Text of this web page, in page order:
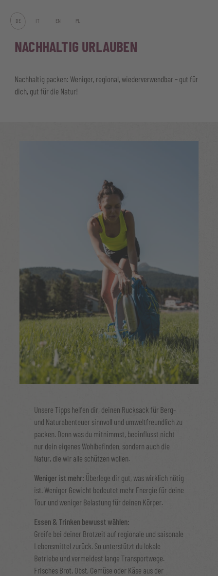
DE IT EN PL
NACHHALTIG URLAUBEN
Nachhaltig packen: Weniger, regional, wiederverwendbar – gut für
dich, gut für die Natur!
Unsere Tipps helfen dir, deinen Rucksack für Berg-
und Naturabenteuer sinnvoll und umweltfreundlich zu
packen. Denn was du mitnimmst, beeinflusst nicht
nur dein eigenes Wohlbefinden, sondern auch die
Natur, die wir alle schützen wollen.
Weniger ist mehr: Überlege dir gut, was wirklich nötig
ist. Weniger Gewicht bedeutet mehr Energie für deine
Tour und weniger Belastung für deinen Körper.
Essen & Trinken bewusst wählen:
Greife bei deiner Brotzeit auf regionale und saisonale
Lebensmittel zurück. So unterstützt du lokale
Betriebe und vermeidest lange Transportwege.
Frisches Brot, Obst, Gemüse oder Käse aus der